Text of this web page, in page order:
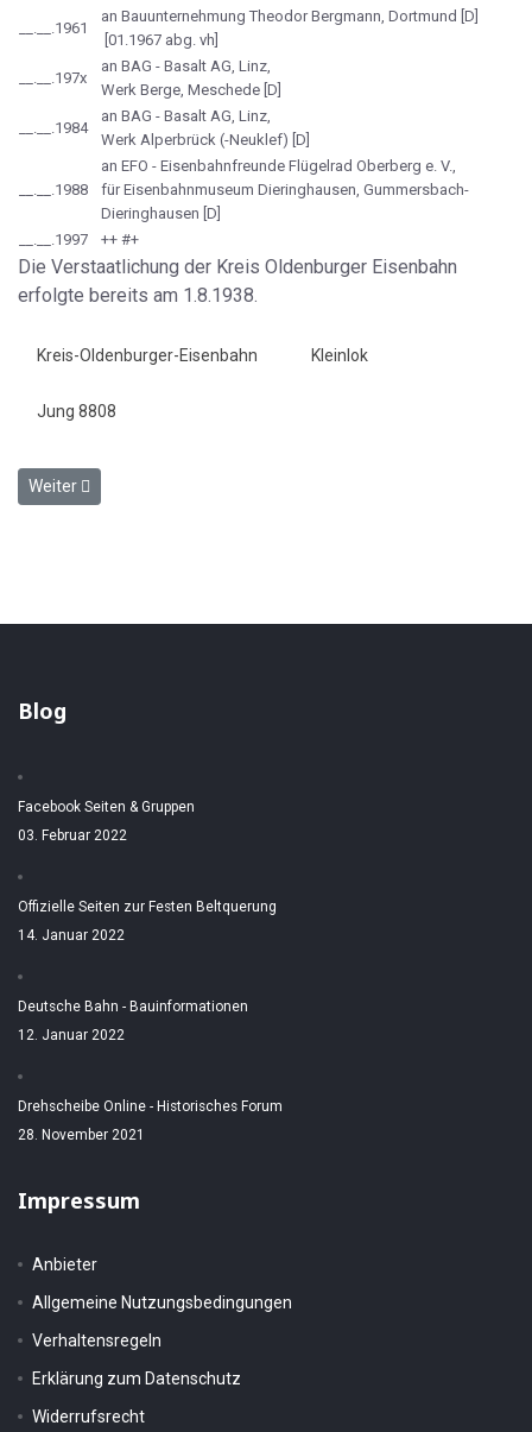
__.__.1961
an Bauunternehmung Theodor Bergmann, Dortmund [D]
[01.1967 abg. vh]
__.__.197x
an BAG - Basalt AG, Linz,
Werk Berge, Meschede [D]
__.__.1984
an BAG - Basalt AG, Linz,
Werk Alperbrück (-Neuklef) [D]
__.__.1988
an EFO - Eisenbahnfreunde Flügelrad Oberberg e. V.,
für Eisenbahnmuseum Dieringhausen, Gummersbach-
Dieringhausen [D]
__.__.1997
++ #+
Die Verstaatlichung der Kreis Oldenburger Eisenbahn
erfolgte bereits am 1.8.1938.
Kreis-Oldenburger-Eisenbahn Kleinlok
Jung 8808
Nächster Beitrag: V20 039
Weiter
Blog
Facebook Seiten & Gruppen
03. Februar 2022
Offizielle Seiten zur Festen Beltquerung
14. Januar 2022
Deutsche Bahn - Bauinformationen
12. Januar 2022
Drehscheibe Online - Historisches Forum
28. November 2021
Impressum
Anbieter
Allgemeine Nutzungsbedingungen
Verhaltensregeln
Erklärung zum Datenschutz
Widerrufsrecht